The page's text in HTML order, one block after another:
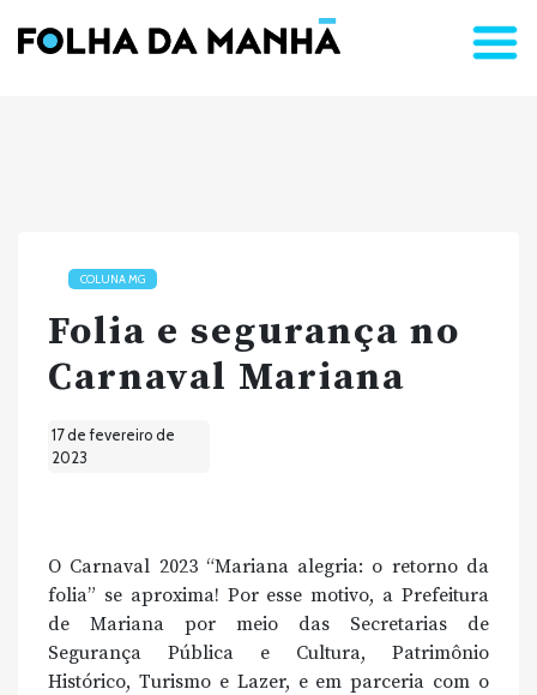
COLUNA MG
Folia e segurança no
Carnaval Mariana
17 de fevereiro de
2023
O Carnaval 2023 “Mariana alegria: o retorno da
folia” se aproxima! Por esse motivo, a Prefeitura
de Mariana por meio das Secretarias de
Segurança Pública e Cultura, Patrimônio
Histórico, Turismo e Lazer, e em parceria com o